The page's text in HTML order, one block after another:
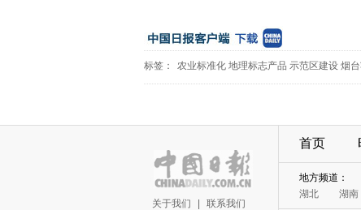
标签： 农业标准化 地理标志产品 示范区建设 烟
关于我们 联系我们
首页
地方频道：
湖北
湖南